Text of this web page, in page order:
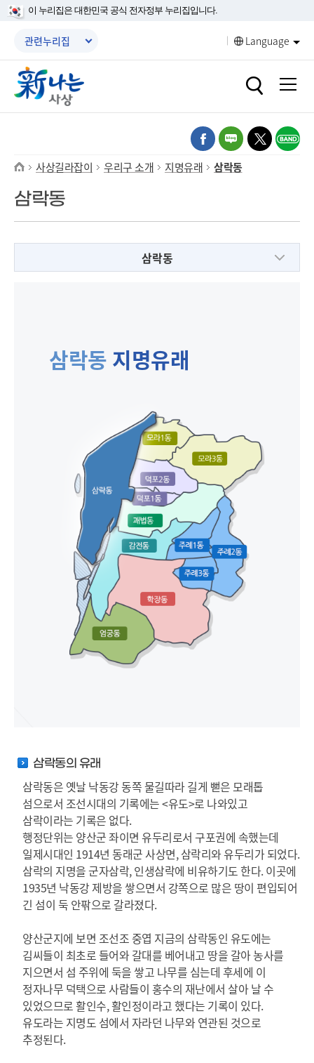
본문 바로가기
메인메뉴 바로가기
이 누리집은 대한민국 공식 전자정부 누리집입니다.
관련누리집 Language
열기
열기
열기
열기
열기
열기
사상길라잡이 우리구 소개 지명유래 삼락동
삼락동
삼락동
삼락동 지명유래
삼락동의 유래
삼락동은 옛날 낙동강 동쪽 물길따라 길게 뻗은 모래톱
섬으로서 조선시대의 기록에는 <유도>로 나와있고
삼락이라는 기록은 없다.
행정단위는 양산군 좌이면 유두리로서 구포권에 속했는데
일제시대인 1914년 동래군 사상면, 삼락리와 유두리가 되었다.
삼락의 지명을 군자삼락, 인생삼락에 비유하기도 한다. 이곳에
1935년 낙동강 제방을 쌓으면서 강쪽으로 많은 땅이 편입되어
긴 섬이 둑 안팎으로 갈라졌다.
양산군지에 보면 조선조 중엽 지금의 삼락동인 유도에는
김씨들이 최초로 들어와 갈대를 베어내고 땅을 갈아 농사를
지으면서 섬 주위에 둑을 쌓고 나무를 심는데 후세에 이
정자나무 덕택으로 사람들이 홍수의 재난에서 살아 날 수
있었으므로 활인수, 활인정이라고 했다는 기록이 있다.
유도라는 지명도 섬에서 자라던 나무와 연관된 것으로
추정된다.